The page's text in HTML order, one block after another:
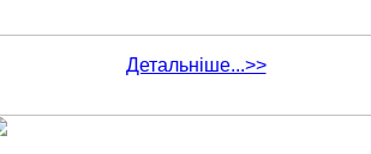
Детальніше...>>